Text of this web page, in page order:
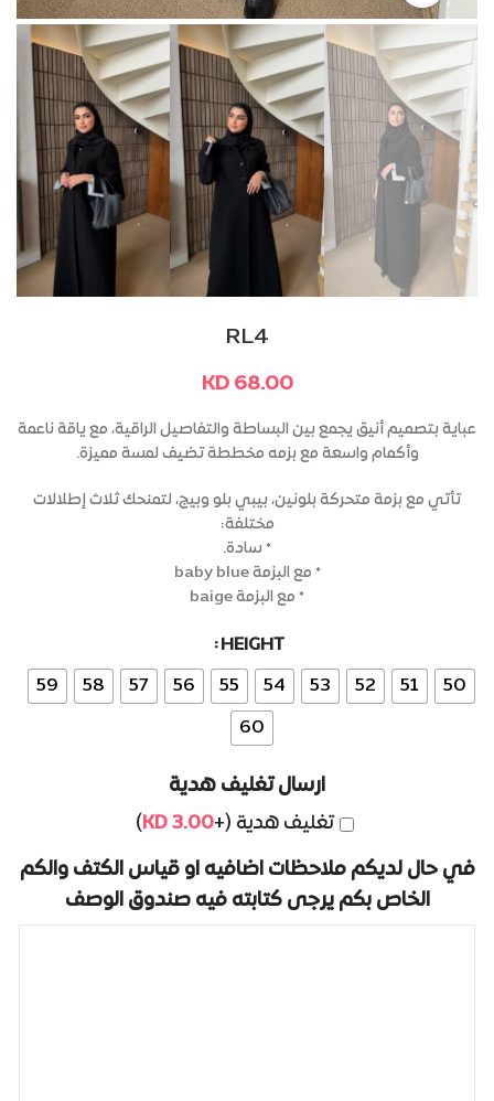
RL4
KD68.00
عباية بتصميم أنيق يجمع بين البساطة والتفاصيل الراقية، مع ياقة ناعمة
وأكمام واسعة مع بزمه مخططة تضيف لمسة مميزة.
تأتي مع بزمة متحركة بلونين، بيبي بلو وبيج، لتمنحك ثلاث إطلالات
مختلفة:
* سادة.
* مع البزمة baby blue
* مع البزمة baige
HEIGHT
50
51
52
53
54
55
56
57
58
59
60
ارسال تغليف هدية
تغليف هدية (+ KD 3.00
)
في حال لديكم ملاحظات اضافيه او قياس الكتف والكم
الخاص بكم يرجى كتابته فيه صندوق الوصف
Alternative: